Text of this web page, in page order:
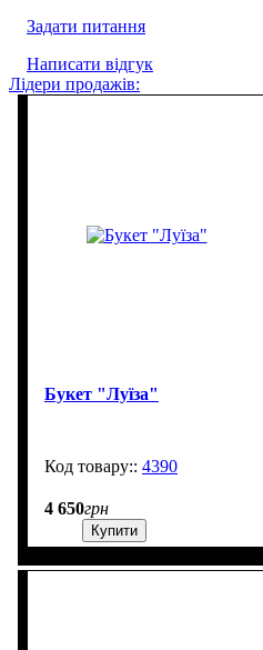
Задати питання
Написати відгук
Лідери продажів:
Букет "Луїза"
4390
4 650грн
Купити